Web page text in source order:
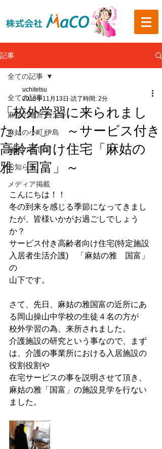
記事
全ての記事
麻姑の離宮 西大寺
麻姑の小町 伊島
麻姑の雅 国富
お知らせ
メディア掲載
全ての記事
「校外学習に来られまし
た！！」 ～サービス付き
高齢者向け住宅「麻姑の
雅 国富」～
uchitetsu
2018年11月13日 読了時間: 2分
こんにちは！！
冬の到来を感じる季節になってきまし
たが、皆様いかがお過ごしでしょう
か？
サービス付き高齢者向け住宅(特定施設
入居者生活介護)　「麻姑の雅　国富」
の
山下です。
さて、先日、麻姑の雅国富の近所にあ
る岡山操山中学校の生徒４名の方が
校外学習の為、来所されました。
介護施設の研究という事なので、まず
は、介護の事業所における入居施設の
役割役割や
在宅サービスの事を説明させて頂き、
麻姑の雅「国富」の施設見学を行ない
ました。